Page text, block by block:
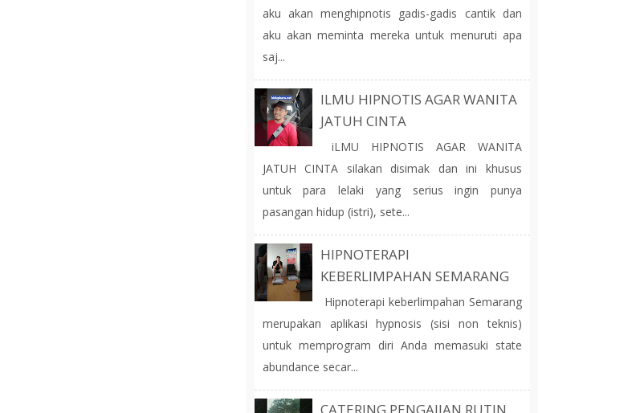
aku akan menghipnotis gadis-gadis cantik dan
aku akan meminta mereka untuk menuruti apa
saj...
ILMU HIPNOTIS AGAR WANITA
JATUH CINTA
iLMU HIPNOTIS AGAR WANITA
JATUH CINTA silakan disimak dan ini khusus
untuk para lelaki yang serius ingin punya
pasangan hidup (istri), sete...
HIPNOTERAPI
KEBERLIMPAHAN SEMARANG
Hipnoterapi keberlimpahan Semarang
merupakan aplikasi hypnosis (sisi non teknis)
untuk memprogram diri Anda memasuki state
abundance secar...
CATERING PENGAJIAN RUTIN